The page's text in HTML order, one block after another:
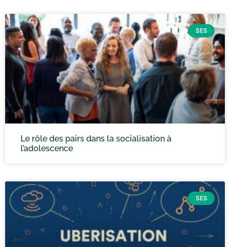
SES
Le rôle des pairs dans la socialisation à
l’adolescence
SES